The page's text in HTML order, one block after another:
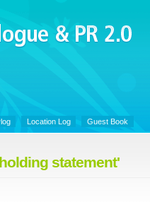
&
Location Log Guest Book
statement'